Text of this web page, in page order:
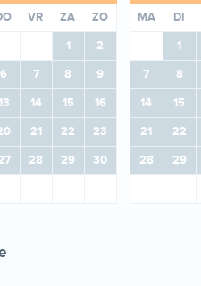
VR ZA
ZO
1
2
6 7 8
9
14 15
16
21 22
23
28 29
30
MA DI
1
7
8
14
15
21
22
28
29